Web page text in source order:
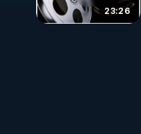
23:26